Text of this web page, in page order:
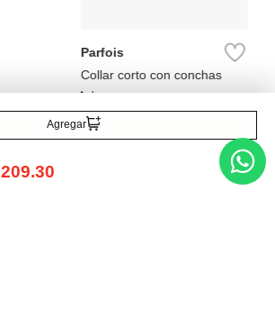
Agregar
209.30
Parfois
Collar corto con conchas